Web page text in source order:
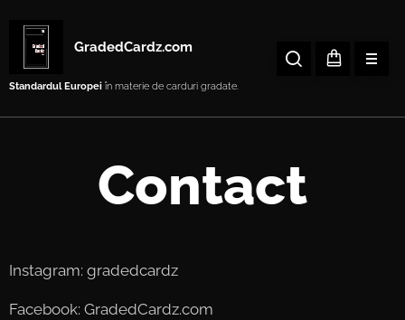
GradedCardz.com
Standardul Europei în materie de carduri gradate.
Contact
Instagram: gradedcardz
Facebook: GradedCardz.com